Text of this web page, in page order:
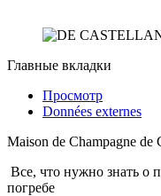
Главные вкладки
Просмотр
Données externes
Maison de Champagne de
Все, что нужно знать о
погребе